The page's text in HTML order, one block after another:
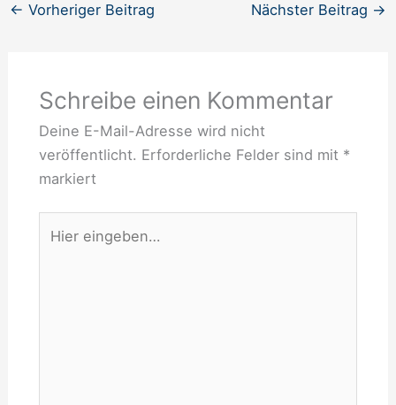
← Vorheriger Beitrag Nächster Beitrag →
Schreibe einen Kommentar
Deine E-Mail-Adresse wird nicht
veröffentlicht. Erforderliche Felder sind mit *
markiert
eingeben…